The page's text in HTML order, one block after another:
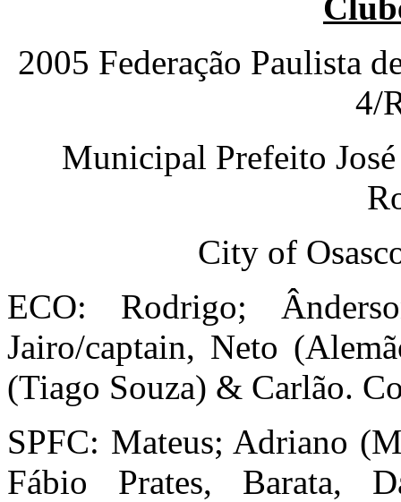
2005 Federação Paulista
4/
Municipal Prefeito
City of
ECO: Rodrigo;
Jairo/captain, Neto
(Tiago Souza) & Carlão.
SPFC: Mateus; Adriano
Fábio Prates, Barata,